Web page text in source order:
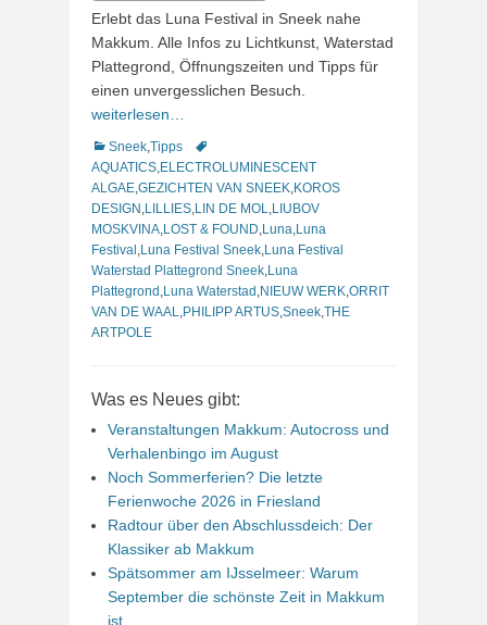
Erlebt das Luna Festival in Sneek nahe
Makkum. Alle Infos zu Lichtkunst, Waterstad
Plattegrond, Öffnungszeiten und Tipps für
einen unvergesslichen Besuch.
weiterlesen…
Kategorien
Sneek Tipps
Schlagworte
AQUATICS ELECTROLUMINESCENT
ALGAE GEZICHTEN VAN SNEEK KOROS
DESIGN LILLIES LIN DE MOL LIUBOV
MOSKVINA LOST & FOUND Luna Luna
Festival Luna Festival Sneek Luna Festival
Waterstad Plattegrond Sneek Luna
Plattegrond Luna Waterstad NIEUW WERK ORRIT
VAN DE WAAL PHILIPP ARTUS Sneek THE
ARTPOLE
Was es Neues gibt:
Veranstaltungen Makkum: Autocross und
Verhalenbingo im August
Noch Sommerferien? Die letzte
Ferienwoche 2026 in Friesland
Radtour über den Abschlussdeich: Der
Klassiker ab Makkum
Spätsommer am IJsselmeer: Warum
September die schönste Zeit in Makkum
ist